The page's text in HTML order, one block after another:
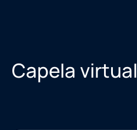
Capela virtual